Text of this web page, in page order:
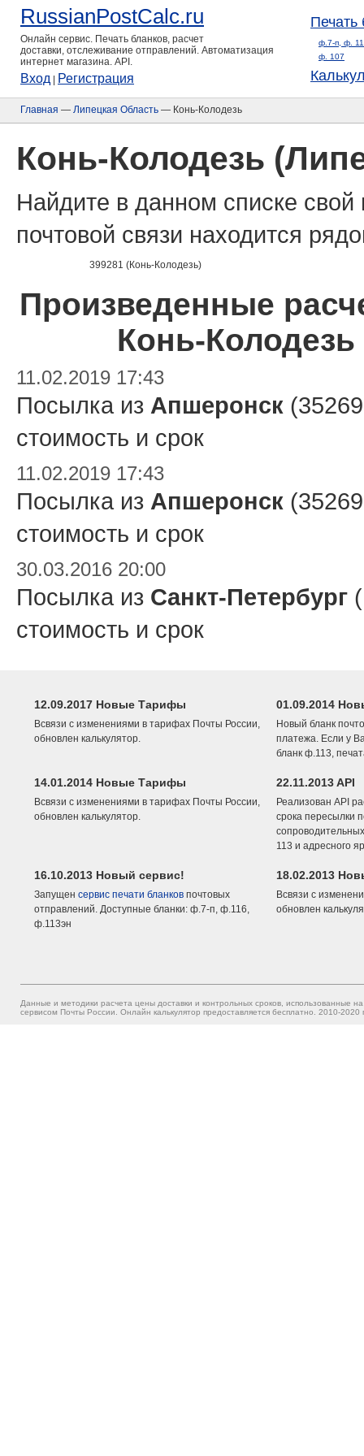
RussianPostCalc.ru
Онлайн сервис. Печать бланков, расчет
доставки, отслеживание отправлений. Автоматизация
интернет магазина. API.
Вход Регистрация
Печать
ф.7-п, ф.
ф. 107
Главная — Липецкая Область — Конь-Колодезь
Конь-Колодезь
Найдите в данном списке
почтовой связи находится
399281 (Конь-Колодезь)
Произведенные
Конь-
11.02.2019 17:43
Посылка из Апшеронск
стоимость и срок
11.02.2019 17:43
Посылка из Апшеронск
стоимость и срок
30.03.2016 20:00
Посылка из Санкт-Петербург
стоимость и срок
12.09.2017 Новые Тарифы
Всвязи с изменениями в тарифах Почты России,
обновлен калькулятор.
01.09.2014
Новый бланк
платежа. Если у
бланк ф.113,
14.01.2014 Новые Тарифы
Всвязи с изменениями в тарифах Почты России,
обновлен калькулятор.
22.11.2013 API
Реализован API
срока пересылки
113 и адресного
16.10.2013 Новый сервис!
Запущен сервис печати бланков почтовых
отправлений. Доступные бланки: ф.7-п, ф.116,
ф.113эн
18.02.2013
Всвязи с
обновлен
Данные и методики расчета цены доставки и контрольных сроков, использованные
сервисом Почты России. Онлайн калькулятор предоставляется бесплатно. 2010-2020